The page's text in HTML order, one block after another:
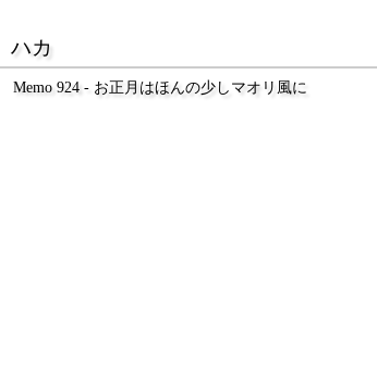
ハカ
Memo 924 - お正月はほんの少しマオリ風に